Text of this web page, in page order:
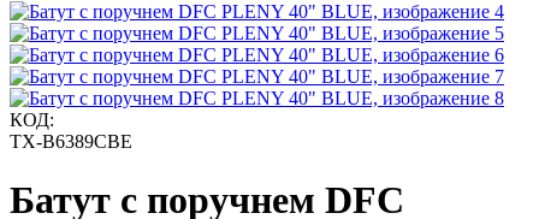
КОД:
TX-B6389CBE
Батут с поручнем DFC